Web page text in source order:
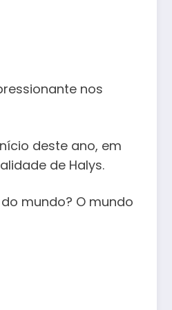
nos
deste ano, em
de Halys.
mundo? O mundo